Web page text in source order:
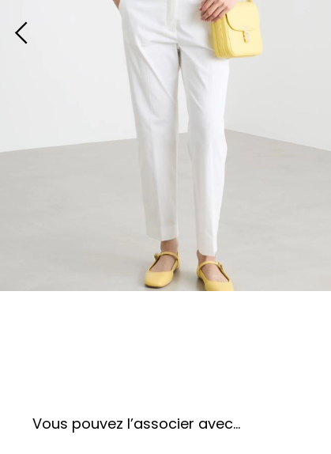
Vous pouvez l’associer avec…